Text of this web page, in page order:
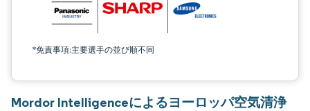
*免責事項:主要選手の並び順不同
Mordor Intelligenceによるヨーロッパ空気清浄